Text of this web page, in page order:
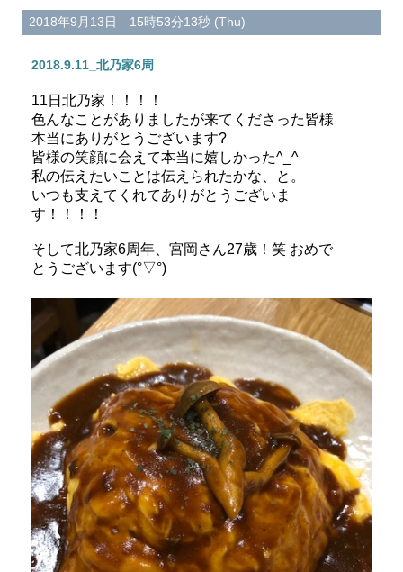
2018年9月13日 15時53分13秒 (Thu)
2018.9.11_北乃家6周
11日北乃家！！！！
色んなことがありましたが来てくださった皆様
本当にありがとうございます?
皆様の笑顔に会えて本当に嬉しかった^_^
私の伝えたいことは伝えられたかな、と。
いつも支えてくれてありがとうございま
す！！！！
そして北乃家6周年、宮岡さん27歳！笑 おめで
とうございます(°▽°)